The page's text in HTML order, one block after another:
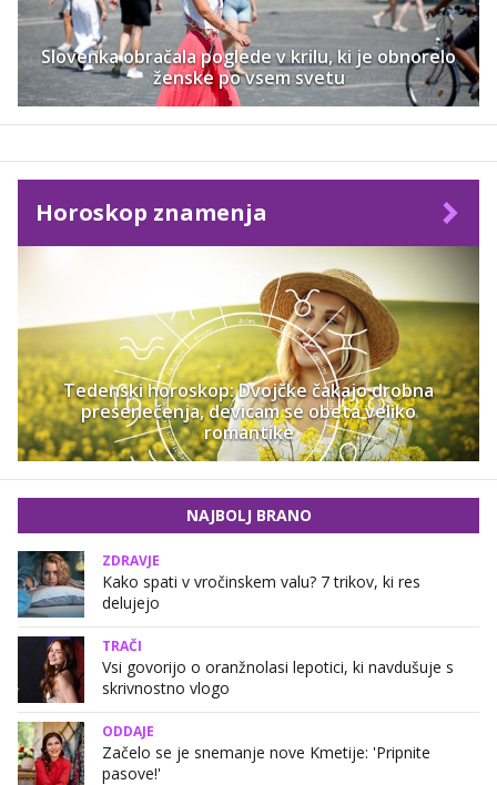
Slovenka obračala poglede v krilu, ki je obnorelo
ženske po vsem svetu
Horoskop znamenja
Tedenski horoskop: Dvojčke čakajo drobna
presenečenja, devicam se obeta veliko
romantike
NAJBOLJ BRANO
ZDRAVJE
Kako spati v vročinskem valu? 7 trikov, ki res
delujejo
TRAČI
Vsi govorijo o oranžnolasi lepotici, ki navdušuje s
skrivnostno vlogo
ODDAJE
Začelo se je snemanje nove Kmetije: 'Pripnite
pasove!'